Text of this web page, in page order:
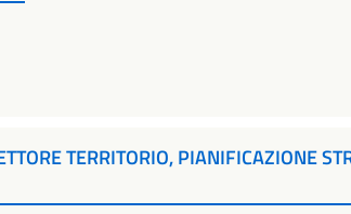
TERRITORIO, PIANIFICAZIONE